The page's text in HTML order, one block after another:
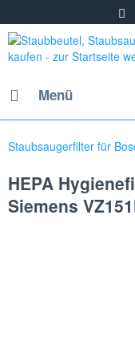
Menü
Staubsaugerfilter für
HEPA
Siemens